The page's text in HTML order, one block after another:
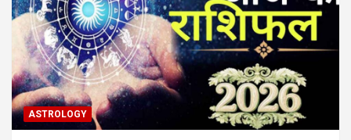
ASTROLOGY